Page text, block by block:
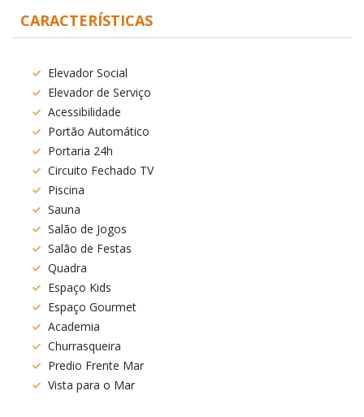
CARACTERÍSTICAS
Elevador Social
Elevador de Serviço
Acessibilidade
Portão Automático
Portaria 24h
Circuito Fechado TV
Piscina
Sauna
Salão de Jogos
Salão de Festas
Quadra
Espaço Kids
Espaço Gourmet
Academia
Churrasqueira
Predio Frente Mar
Vista para o Mar